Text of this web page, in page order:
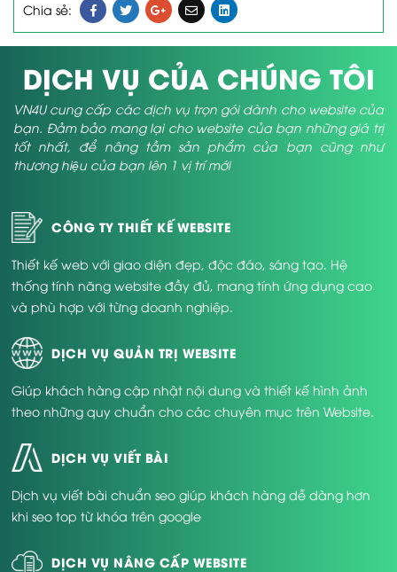
Chia sẻ:
DỊCH VỤ CỦA CHÚNG TÔI
VN4U cung cấp các dịch vụ trọn gói dành cho website của
bạn. Đảm bảo mang lại cho website của bạn những giá trị
tốt nhất, để nâng tầm sản phẩm của bạn cũng như
thương hiệu của bạn lên 1 vị trí mới
CÔNG TY THIẾT KẾ WEBSITE
Thiết kế web với giao diện đẹp, độc đáo, sáng tạo. Hệ
thống tính năng website đầy đủ, mang tính ứng dụng cao
và phù hợp với từng doanh nghiệp.
DỊCH VỤ QUẢN TRỊ WEBSITE
Giúp khách hàng cập nhật nội dung và thiết kế hình ảnh
theo những quy chuẩn cho các chuyên mục trên Website.
DỊCH VỤ VIẾT BÀI
Dịch vụ viết bài chuẩn seo giúp khách hàng dễ dàng hơn
khi seo top từ khóa trên google
DỊCH VỤ NÂNG CẤP WEBSITE